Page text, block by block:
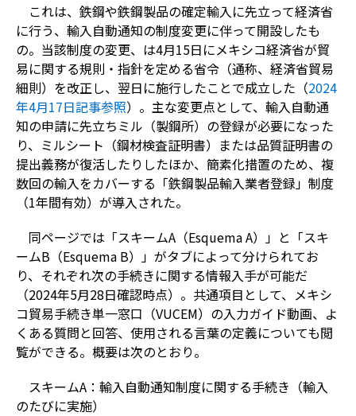
これは、鉄鋼や鉄鋼製品の確定輸入に先立って経済省
に行う、輸入自動通知の制度変更に伴って開設したも
の。当該制度の変更、は4月15日にメキシコ経済省が貿
易に関する規則・指針を定める省令（通称、経済省貿易
細則）を改正し、翌日に施行したことで成立した（2024
年4月17日記事参照）。主な変更点として、輸入自動通
知の申請に先立ちミル（製鋼所）の登録が必要になった
り、ミルシート（鋼材検査証明書）または品質証明書の
提出義務が復活したりしたほか、簡素化措置のため、複
数回の輸入をカバーする「鉄鋼製品輸入業者登録」制度
（1年間有効）が導入された。
同ページでは「スキームA（Esquema A）」と「スキ
ームB（Esquema B）」がタブによって分けられてお
り、それぞれ次の手続きに関する情報入手が可能だ
（2024年5月28日確認時点）。共通項目として、メキシ
コ貿易手続き単一窓口（VUCEM）の入力ガイド動画、よ
くある質問と回答、使用される言葉の定義についても閲
覧ができる。概要は次のとおり。
スキームA：輸入自動通知制度に関する手続き（輸入
のたびに実施）